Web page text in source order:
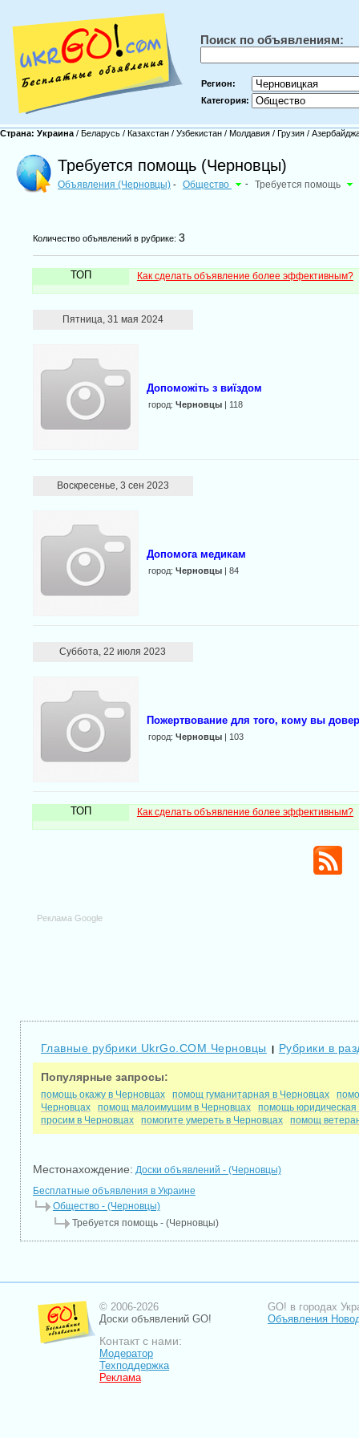
Поиск по объявлениям:
Регион:
Категория:
Страна: Украина / Беларусь / Казахстан / Узбекистан / Молдавия / Грузия /
Требуется помощь (Черновцы)
Объявления (Черновцы) - Общество - Требуется помощь
Количество объявлений в рубрике: 3
ТОП Как сделать объявление более эффективным?
Пятница, 31 мая 2024
Допоможіть з виїздом
город: Черновцы| 118
Воскресенье, 3 сен 2023
Допомога медикам
город: Черновцы| 84
Суббота, 22 июля 2023
Пожертвование для того, кому вы
город: Черновцы| 103
ТОП Как сделать объявление более эффективным?
Реклама Google
Главные рубрики UkrGo.COM Черновцы | Рубрики в
Популярные запросы:
помощь окажу в Черновцах помощ гуманитарная в Черновцах
Черновцах
помощ малоимущим в Черновцах
помощь юридическая
просим в Черновцах
помогите умереть в Черновцах помощ
Местонахождение: Доски объявлений - (Черновцы)
Бесплатные объявления в Украине
Общество - (Черновцы)
Требуется помощь - (Черновцы)
© 2006-2026
Доски объявлений GO!
Контакт с нами:
Модератор
Техподдержка
Реклама
GO! в городах
Объявления